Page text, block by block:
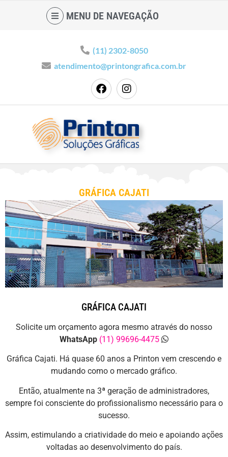
MENU DE NAVEGAÇÃO
(11) 2302-8050
atendimento@printongrafica.com.br
GRÁFICA CAJATI
GRÁFICA CAJATI
Solicite um orçamento agora mesmo através do nosso
WhatsApp (11) 99696-4475
Gráfica Cajati. Há quase 60 anos a Printon vem crescendo e
mudando como o mercado gráfico.
Então, atualmente na 3ª geração de administradores,
sempre foi consciente do profissionalismo necessário para o
sucesso.
Assim, estimulando a criatividade do meio e apoiando ações
voltadas ao desenvolvimento do país.